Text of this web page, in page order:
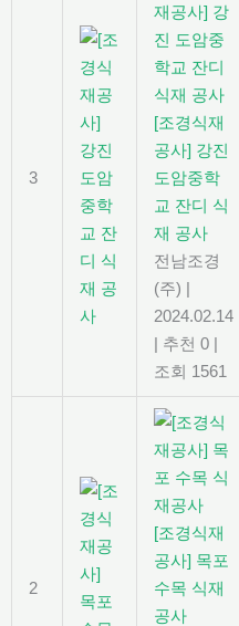
3
[조경식재
공사] 강진
도암중학
교 잔디 식
재 공사
전남조경
(주) |
2024.02.14
| 추천 0 |
조회 1561
2
[조경식재
공사] 목포
수목 식재
공사